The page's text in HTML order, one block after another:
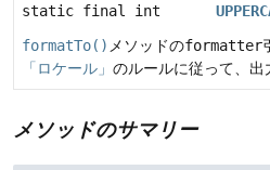
static final int
formatTo() メソッドのformatter
「ロケール」 のルールに従って、出
メソッドのサマリー